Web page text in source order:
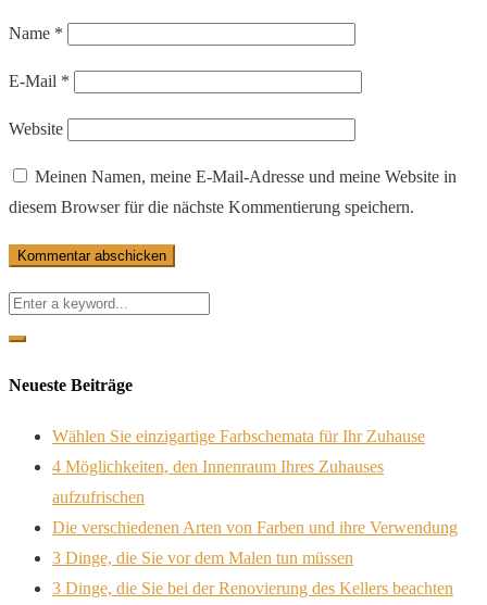
Name *
E-Mail *
Website
Meinen Namen, meine E-Mail-Adresse und meine Website in
diesem Browser für die nächste Kommentierung speichern.
Neueste Beiträge
Wählen Sie einzigartige Farbschemata für Ihr Zuhause
4 Möglichkeiten, den Innenraum Ihres Zuhauses
aufzufrischen
Die verschiedenen Arten von Farben und ihre Verwendung
3 Dinge, die Sie vor dem Malen tun müssen
3 Dinge, die Sie bei der Renovierung des Kellers beachten